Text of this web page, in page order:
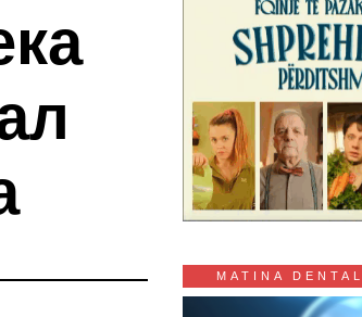
MATINA